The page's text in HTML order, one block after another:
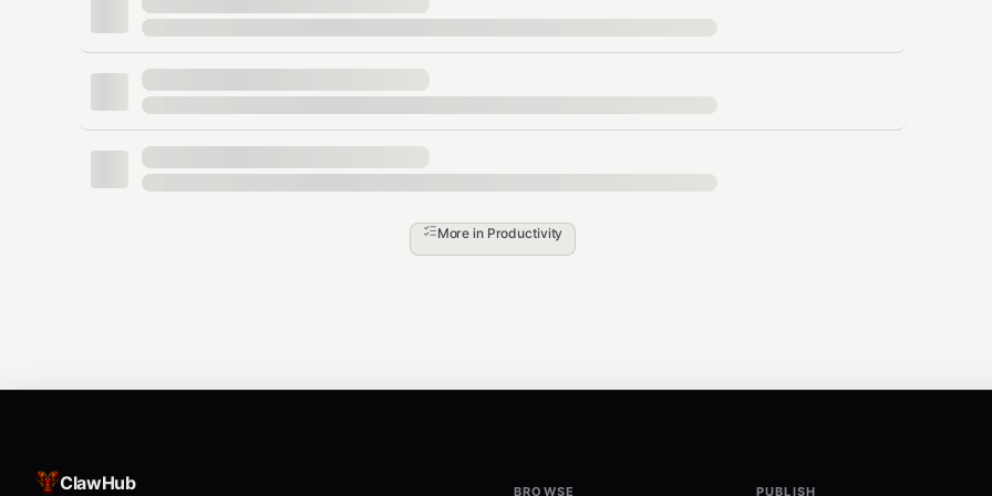
找：
100K+ views的帖子
AI/Tech/创业相关
争议性话题（容易引发互动）
内容生成
More in Productivity
ClawHub BROWSE PUBLISH